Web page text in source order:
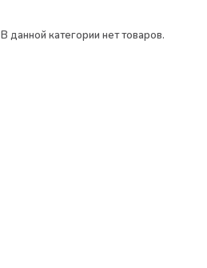
В данной категории нет товаров.